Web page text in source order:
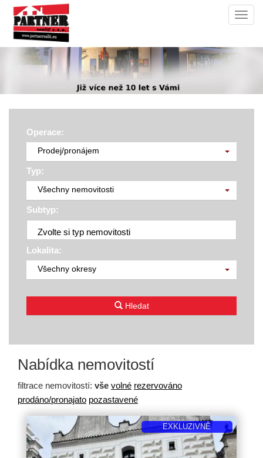
Operace:
Prodej/pronájem
Typ:
Všechny nemovitosti
Subtyp:
Zvolte si typ nemovitosti
Lokalita:
Všechny okresy
Hledat
Nabídka nemovitostí
filtrace nemovitostí: vše volné rezervováno
prodáno/pronajato pozastavené
EXKLUZIVNĚ